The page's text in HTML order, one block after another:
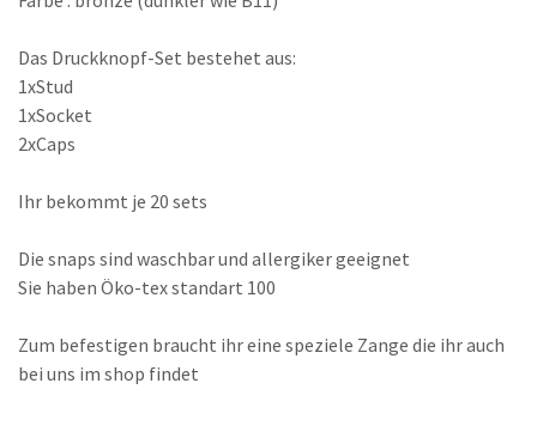
Das Druckknopf-Set bestehet aus:
1xStud
1xSocket
2xCaps
Ihr bekommt je 20 sets
Die snaps sind waschbar und allergiker geeignet
Sie haben Öko-tex standart 100
Zum befestigen braucht ihr eine speziele Zange die ihr auch
bei uns im shop findet